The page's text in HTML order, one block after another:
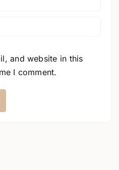
and website in this
I comment.